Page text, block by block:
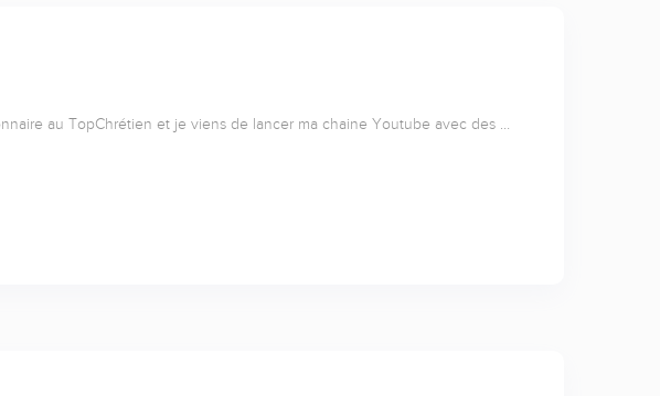
au TopChrétien et je viens de lancer ma chaine Youtube avec des …